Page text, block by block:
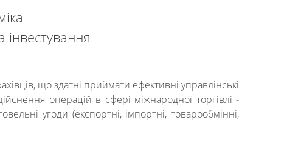
що здатні приймати ефективні управлінські
операцій в сфері міжнародної торгівлі -
угоди (експортні, імпортні, товарообмінні,